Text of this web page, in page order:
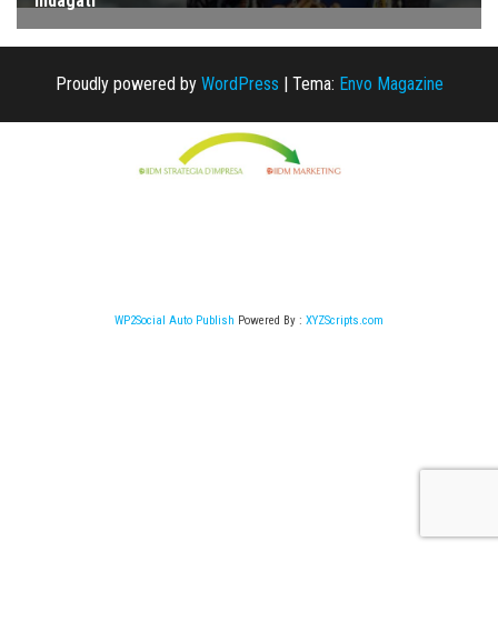
Proudly powered by WordPress | Tema: Envo Magazine
WP2Social Auto Publish Powered By : XYZScripts.com